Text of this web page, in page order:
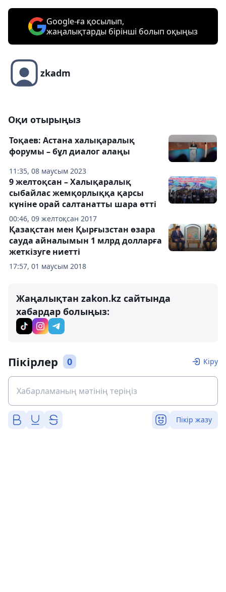
Google-ға қосылып,
жаңалықтарды бірінші болып оқыңыз
zkadm
Оқи отырыңыз
11:35, 08 маусым 2023
Тоқаев: Астана халықаралық
форумы – бұл диалог алаңы
00:46, 09 желтоқсан 2017
9 желтоқсан – Халықаралық
сыбайлас жемқорлыққа қарсы
күніне орай салтанатты шара өтті
17:57, 01 маусым 2018
Қазақстан мен Қырғызстан өзара
сауда айналымын 1 млрд долларға
жеткізуге ниетті
Жаңалықтан zakon.kz сайтында
хабардар болыңыз:
Пікірлер 0 Кіру
Пікір жазу